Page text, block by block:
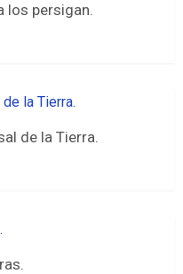
los persigan.
de la Tierra.